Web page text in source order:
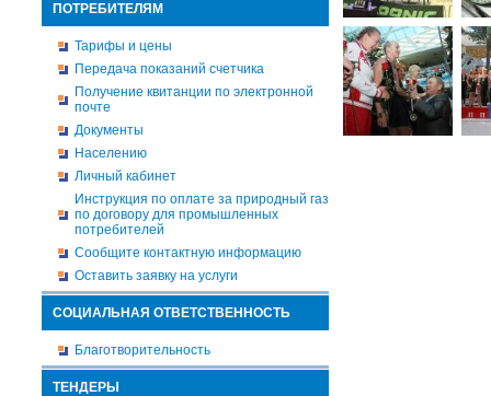
ПОТРЕБИТЕЛЯМ
Тарифы и цены
Передача показаний счетчика
Получение квитанции по электронной
почте
Документы
Населению
Личный кабинет
Инструкция по оплате за природный газ
по договору для промышленных
потребителей
Сообщите контактную информацию
Оставить заявку на услуги
СОЦИАЛЬНАЯ ОТВЕТСТВЕННОСТЬ
Благотворительность
ТЕНДЕРЫ